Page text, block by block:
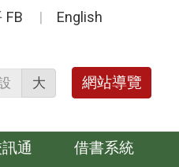
FB English
大 網站導覽
通
借書系統